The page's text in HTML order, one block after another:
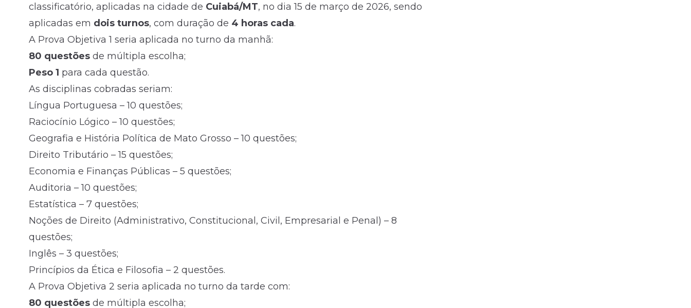
classificatório, aplicadas na cidade de Cuiabá/MT, no dia 15 de março de 2026, sendo
aplicadas em dois turnos, com duração de 4 horas cada.
A Prova Objetiva 1 seria aplicada no turno da manhã:
80 questões de múltipla escolha;
Peso 1 para cada questão.
As disciplinas cobradas seriam:
Língua Portuguesa – 10 questões;
Raciocínio Lógico – 10 questões;
Geografia e História Política de Mato Grosso – 10 questões;
Direito Tributário – 15 questões;
Economia e Finanças Públicas – 5 questões;
Auditoria – 10 questões;
Estatística – 7 questões;
Noções de Direito (Administrativo, Constitucional, Civil, Empresarial e Penal) – 8
questões;
Inglês – 3 questões;
Princípios da Ética e Filosofia – 2 questões.
A Prova Objetiva 2 seria aplicada no turno da tarde com:
80 questões de múltipla escolha;